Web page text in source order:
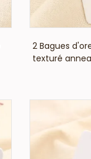
2 Bagues
texturé